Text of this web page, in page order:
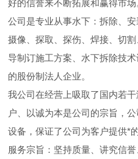
好的信誉来不断拓展和赢得市场
公司是专业从事水下：拆除、
摄像、探取、探伤、焊接、切
导制订施工方案、水下拆除技
的股份制法人企业。
我公司在经营上吸取了国内若
户、以诚为本是公司的宗旨，
设备，保证了公司为客户提供*
服务宗旨：坚持质量、讲究信